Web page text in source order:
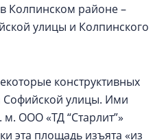
Колпинском районе –
улицы и Колпинского
конструктивных
Софийской улицы. Ими
м. ООО «ТД “Старлит”»
эта площадь изъята «из